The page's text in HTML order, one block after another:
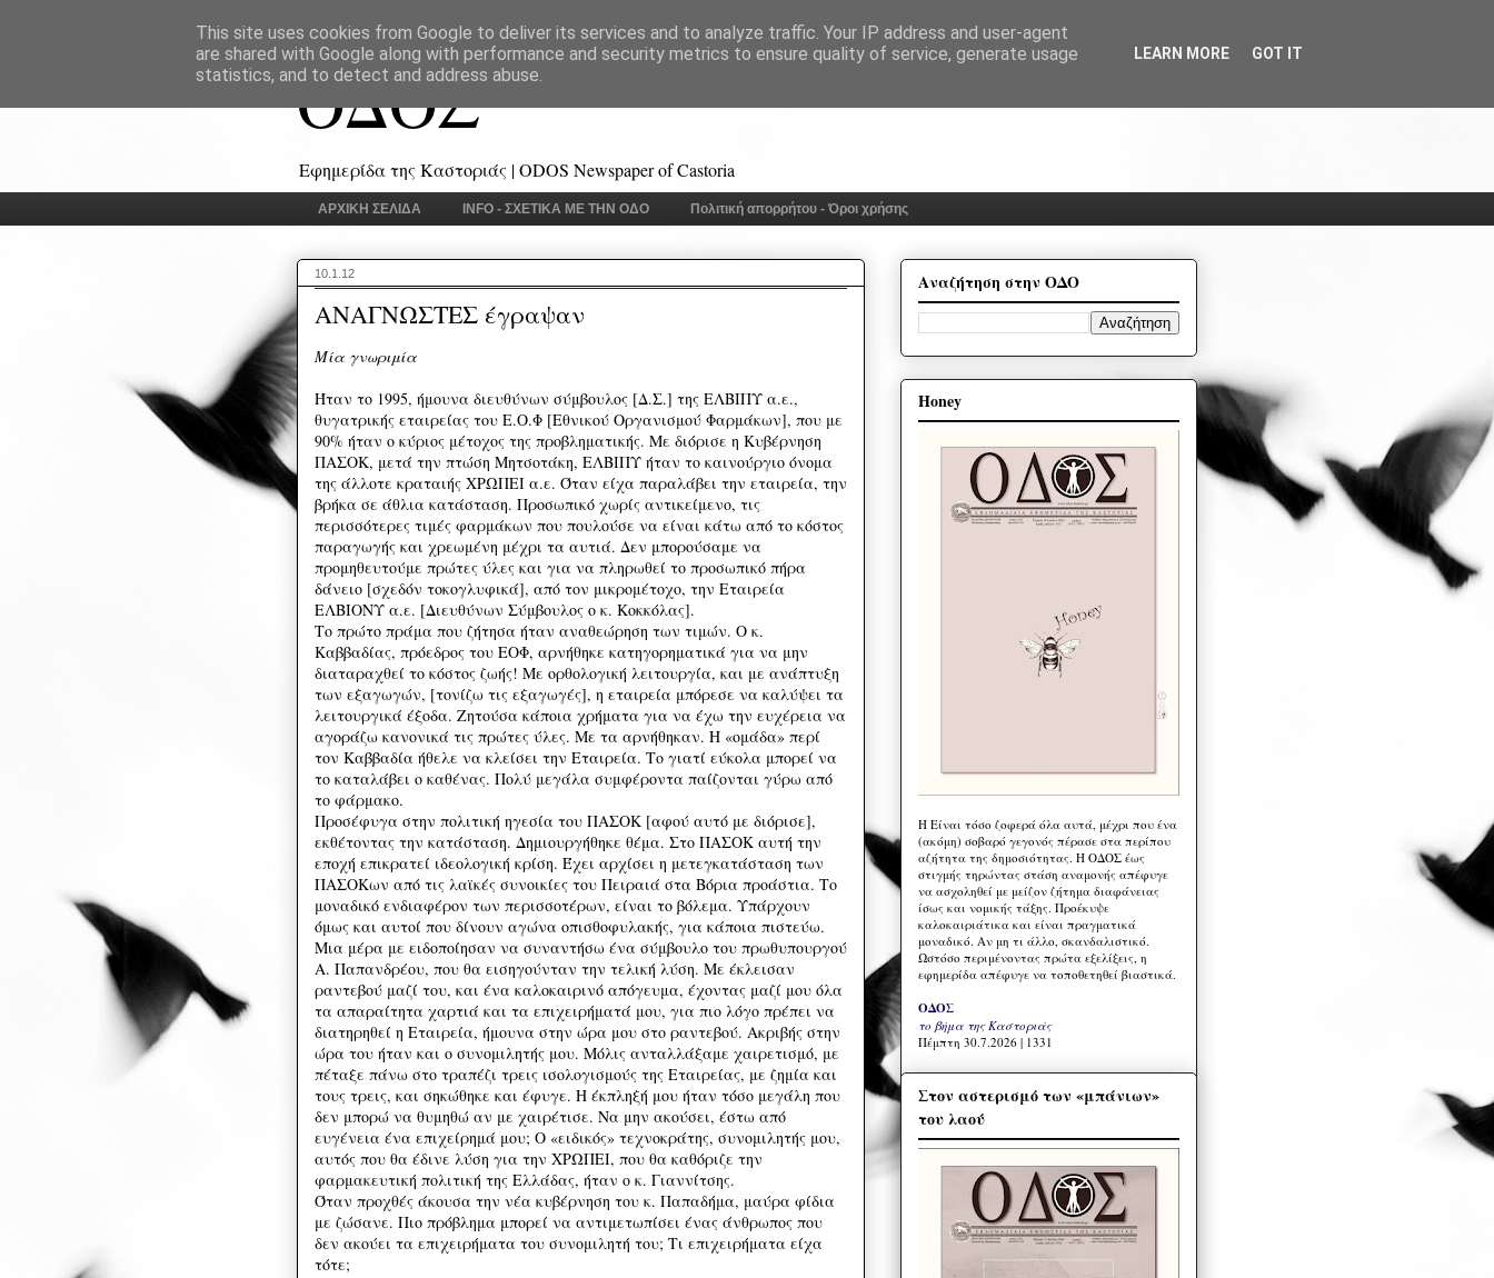
ΟΔΟΣ
Εφημερίδα της Καστοριάς | ODOS Newspaper of Castoria
ΑΡΧΙΚΗ ΣΕΛΙΔΑ INFO - ΣΧΕΤΙΚΑ ΜΕ ΤΗΝ ΟΔΟ Πολιτική απορρήτου - Όροι χρήσης
10.1.12
ΑΝΑΓΝΩΣΤΕΣ έγραψαν
Μία γνωριμία
Ήταν το 1995, ήμουνα διευθύνων σύμβουλος [Δ.Σ.] της ΕΛΒΙΠΥ α.ε.,
θυγατρικής εταιρείας του Ε.Ο.Φ [Εθνικού Οργανισμού Φαρμάκων], που με
90% ήταν ο κύριος μέτοχος της προβληματικής. Με διόρισε η Κυβέρνηση
ΠΑΣΟΚ, μετά την πτώση Μητσοτάκη, ΕΛΒΙΠΥ ήταν το καινούργιο όνομα
της άλλοτε κραταιής ΧΡΩΠΕΙ α.ε. Όταν είχα παραλάβει την εταιρεία, την
βρήκα σε άθλια κατάσταση. Προσωπικό χωρίς αντικείμενο, τις
περισσότερες τιμές φαρμάκων που πουλούσε να είναι κάτω από το κόστος
παραγωγής και χρεωμένη μέχρι τα αυτιά. Δεν μπορούσαμε να
προμηθευτούμε πρώτες ύλες και για να πληρωθεί το προσωπικό πήρα
δάνειο [σχεδόν τοκογλυφικά], από τον μικρομέτοχο, την Εταιρεία
ΕΛΒΙΟΝΥ α.ε. [Διευθύνων Σύμβουλος ο κ. Κοκκόλας].
Το πρώτο πράμα που ζήτησα ήταν αναθεώρηση των τιμών. Ο κ.
Καββαδίας, πρόεδρος του ΕΟΦ, αρνήθηκε κατηγορηματικά για να μην
διαταραχθεί το κόστος ζωής! Με ορθολογική λειτουργία, και με ανάπτυξη
των εξαγωγών, [τονίζω τις εξαγωγές], η εταιρεία μπόρεσε να καλύψει τα
λειτουργικά έξοδα. Ζητούσα κάποια χρήματα για να έχω την ευχέρεια να
αγοράζω κανονικά τις πρώτες ύλες. Με τα αρνήθηκαν. Η «ομάδα» περί
τον Καββαδία ήθελε να κλείσει την Εταιρεία. Το γιατί εύκολα μπορεί να
το καταλάβει ο καθένας. Πολύ μεγάλα συμφέροντα παίζονται γύρω από
το φάρμακο.
Προσέφυγα στην πολιτική ηγεσία του ΠΑΣΟΚ [αφού αυτό με διόρισε],
εκθέτοντας την κατάσταση. Δημιουργήθηκε θέμα. Στο ΠΑΣΟΚ αυτή την
εποχή επικρατεί ιδεολογική κρίση. Έχει αρχίσει η μετεγκατάσταση των
ΠΑΣΟΚων από τις λαϊκές συνοικίες του Πειραιά στα Βόρια προάστια. Το
μοναδικό ενδιαφέρον των περισσοτέρων, είναι το βόλεμα. Υπάρχουν
όμως και αυτοί που δίνουν αγώνα οπισθοφυλακής, για κάποια πιστεύω.
Μια μέρα με ειδοποίησαν να συναντήσω ένα σύμβουλο του πρωθυπουργού
Α. Παπανδρέου, που θα εισηγούνταν την τελική λύση. Με έκλεισαν
ραντεβού μαζί του, και ένα καλοκαιρινό απόγευμα, έχοντας μαζί μου όλα
τα απαραίτητα χαρτιά και τα επιχειρήματά μου, για πιο λόγο πρέπει να
διατηρηθεί η Εταιρεία, ήμουνα στην ώρα μου στο ραντεβού. Ακριβής στην
ώρα του ήταν και ο συνομιλητής μου. Μόλις ανταλλάξαμε χαιρετισμό, με
πέταξε πάνω στο τραπέζι τρεις ισολογισμούς της Εταιρείας, με ζημία και
τους τρεις, και σηκώθηκε και έφυγε. Η έκπληξή μου ήταν τόσο μεγάλη που
δεν μπορώ να θυμηθώ αν με χαιρέτισε. Να μην ακούσει, έστω από
ευγένεια ένα επιχείρημά μου; Ο «ειδικός» τεχνοκράτης, συνομιλητής μου,
αυτός που θα έδινε λύση για την ΧΡΩΠΕΙ, που θα καθόριζε την
φαρμακευτική πολιτική της Ελλάδας, ήταν ο κ. Γιαννίτσης.
Όταν προχθές άκουσα την νέα κυβέρνηση του κ. Παπαδήμα, μαύρα φίδια
με ζώσανε. Πιο πρόβλημα μπορεί να αντιμετωπίσει ένας άνθρωπος που
δεν ακούει τα επιχειρήματα του συνομιλητή του; Τι επιχειρήματα είχα
τότε;
Αναζήτηση στην ΟΔΟ
Honey
Η Eίναι τόσο ζοφερά όλα αυτά, μέχρι που ένα
(ακόμη) σοβαρό γεγονός πέρασε στα περίπου
αζήτητα της δημοσιότητας. Η ΟΔΟΣ έως
στιγμής τηρώντας στάση αναμονής απέφυγε
να ασχοληθεί με μείζον ζήτημα διαφάνειας
ίσως και νομικής τάξης. Προέκυψε
καλοκαιριάτικα και είναι πραγματικά
μοναδικό. Αν μη τι άλλο, σκανδαλιστικό.
Ωστόσο περιμένοντας πρώτα εξελίξεις, η
εφημερίδα απέφυγε να τοποθετηθεί βιαστικά.
ΟΔΟΣ
το βήμα της Καστοριάς
Πέμπτη 30.7.2026 | 1331
Στον αστερισμό των «μπάνιων»
του λαού
This site uses cookies from Google to deliver its services and to analyze traffic. Your IP address and user-agent
are shared with Google along with performance and security metrics to ensure quality of service, generate usage
statistics, and to detect and address abuse.
LEARN MORE GOT IT